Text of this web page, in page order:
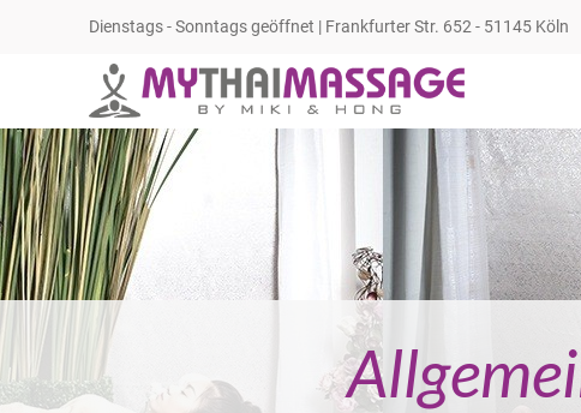
Dienstags - Sonntags geöffnet | Frankfurter Str. 652 - 51145 Köln